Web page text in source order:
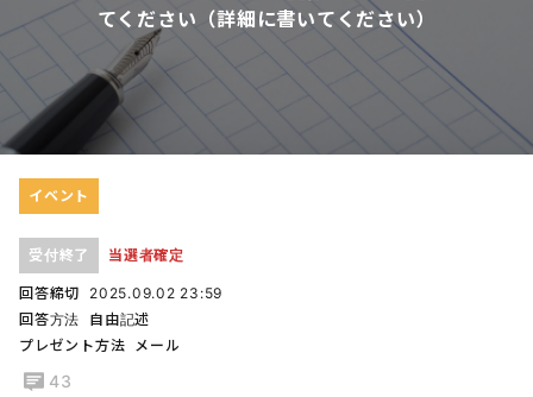
てください（詳細に書いてください）
イベント
受付終了 当選者確定
回答締切
2025.09.02 23:59
回答方法
自由記述
プレゼント方法
メール
43